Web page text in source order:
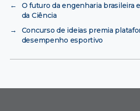
←
O futuro da engenharia brasileira
da Ciência
→
Concurso de ideias premia
desempenho esportivo